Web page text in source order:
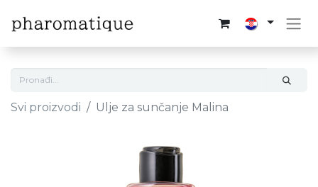
Svi proizvodi Ulje za sunčanje Malina